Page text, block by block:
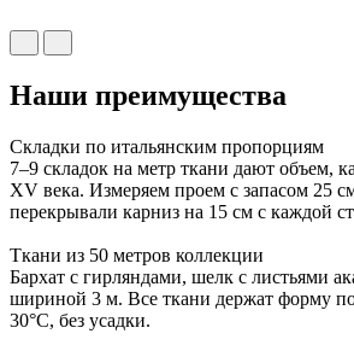
Наши преимущества
Складки по итальянским пропорциям
7–9 складок на метр ткани дают объем,
XV века. Измеряем проем с запасом 25
перекрывали карниз на 15 см с каждой
Ткани из 50 метров коллекции
Бархат с гирляндами, шелк с листьями
шириной 3 м. Все ткани держат форму
30°C, без усадки.